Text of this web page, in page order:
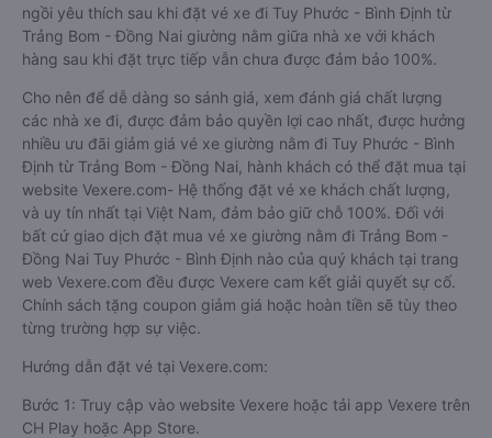
ngồi yêu thích sau khi đặt vé xe đi Tuy Phước - Bình Định từ
Trảng Bom - Đồng Nai giường nằm giữa nhà xe với khách
hàng sau khi đặt trực tiếp vẫn chưa được đảm bảo 100%.
Cho nên để dễ dàng so sánh giá, xem đánh giá chất lượng
các nhà xe đi, được đảm bảo quyền lợi cao nhất, được hưởng
nhiều ưu đãi giảm giá vé xe giường nằm đi Tuy Phước - Bình
Định từ Trảng Bom - Đồng Nai, hành khách có thể đặt mua tại
website Vexere.com- Hệ thống đặt vé xe khách chất lượng,
và uy tín nhất tại Việt Nam, đảm bảo giữ chỗ 100%. Đối với
bất cứ giao dịch đặt mua vé xe giường nằm đi Trảng Bom -
Đồng Nai Tuy Phước - Bình Định nào của quý khách tại trang
web Vexere.com đều được Vexere cam kết giải quyết sự cố.
Chính sách tặng coupon giảm giá hoặc hoàn tiền sẽ tùy theo
từng trường hợp sự việc.
Hướng dẫn đặt vé tại Vexere.com:
Bước 1: Truy cập vào website Vexere hoặc tải app Vexere trên
CH Play hoặc App Store.